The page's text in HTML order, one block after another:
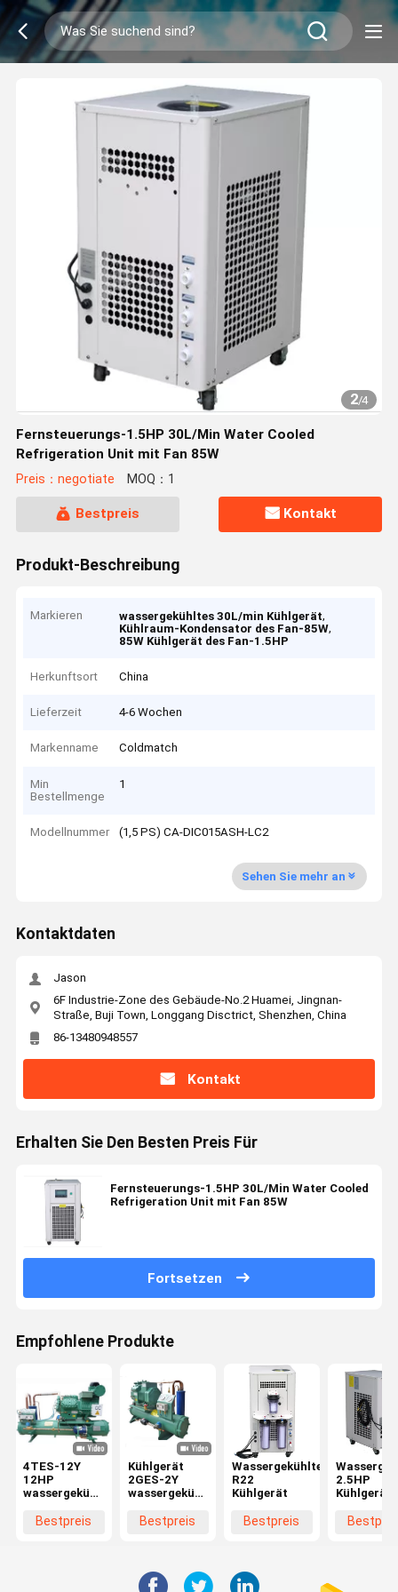
2/4
Fernsteuerungs-1.5HP 30L/Min Water Cooled
Refrigeration Unit mit Fan 85W
Preis：negotiate MOQ：1
Bestpreis Kontakt
Produkt-Beschreibung
Markieren wassergekühltes 30L/min Kühlgerät,
Kühlraum-Kondensator des Fan-85W,
85W Kühlgerät des Fan-1.5HP
Herkunftsort China
Lieferzeit 4-6 Wochen
Markenname Coldmatch
Min
Bestellmenge
1
Modellnummer (1,5 PS) CA-DIC015ASH-LC2
Sehen Sie mehr an
Kontaktdaten
Jason
6F Industrie-Zone des Gebäude-No.2 Huamei, Jingnan-
Straße, Buji Town, Longgang Disctrict, Shenzhen, China
86-13480948557
Kontakt
Erhalten Sie Den Besten Preis Für
Fernsteuerungs-1.5HP 30L/Min Water Cooled
Refrigeration Unit mit Fan 85W
Fortsetzen
Empfohlene Produkte
4TES-12Y
12HP
wassergekühlter
Kompressor-
Bestpreis
Kühlgerät
2GES-2Y
wassergekühltes
kälteres
Bestpreis
Wassergekühltes
R22
Kühlgerät
Bestpreis
2.5HP
Kühlgerät